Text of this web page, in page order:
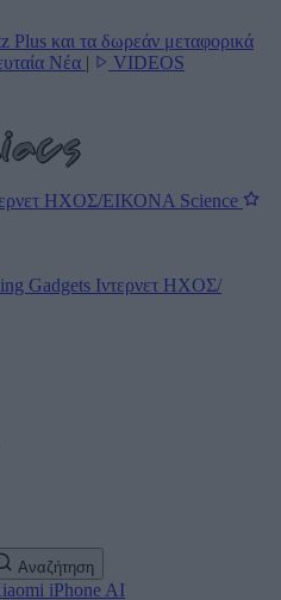
Plus και τα δωρεάν μεταφορικά
Νέα | VIDEOS
ΗΧΟΣ/ΕΙΚΟΝΑ Science
Gadgets Ιντερνετ ΗΧΟΣ/
Αναζήτηση
iPhone AI